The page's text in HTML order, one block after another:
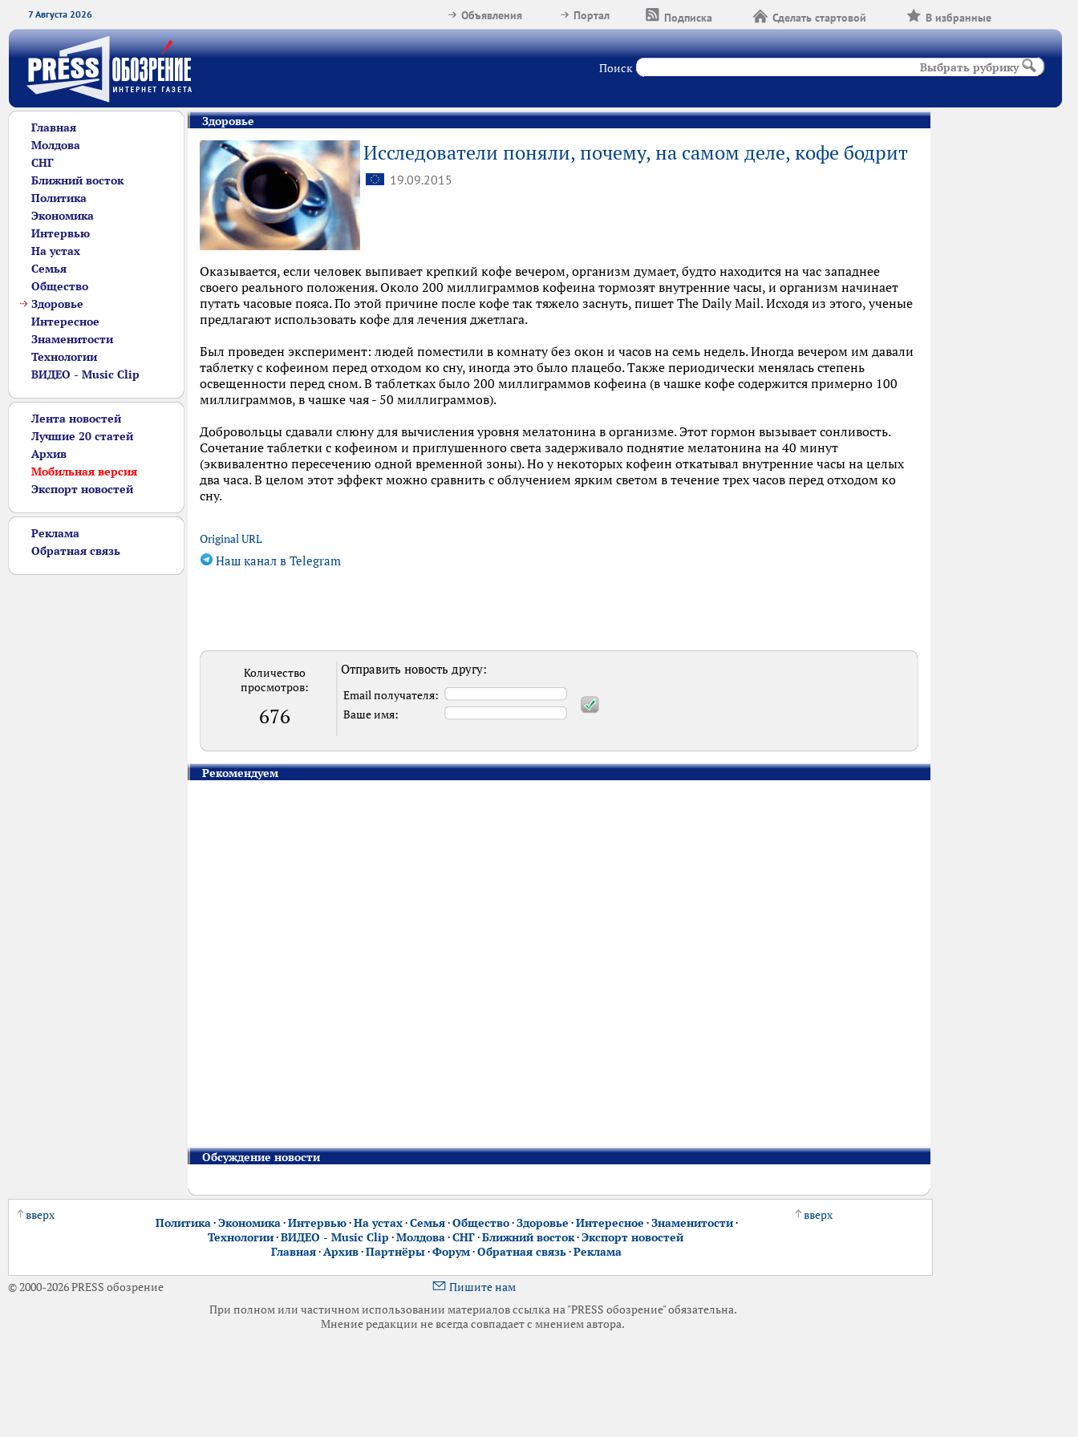
7 Августа 2026 В избранные
Сделать стартовой
Подписка
Портал
Объявления
Поиск Выбрать рубрику
Главная
Молдова
СНГ
Ближний восток
Политика
Экономика
Интервью
На устах
Семья
Общество
Здоровье
Интересное
Знаменитости
Технологии
ВИДЕО - Music Clip
Лента новостей
Лучшие 20 статей
Архив
Мобильная версия
Экспорт новостей
Реклама
Обратная связь
Здоровье
Исследователи поняли, почему, на самом деле, кофе бодрит
19.09.2015
Оказывается, если человек выпивает крепкий кофе вечером, организм думает, будто находится на час западнее
своего реального положения. Около 200 миллиграммов кофеина тормозят внутренние часы, и организм начинает
путать часовые пояса. По этой причине после кофе так тяжело заснуть, пишет The Daily Mail. Исходя из этого, ученые
предлагают использовать кофе для лечения джетлага.
Был проведен эксперимент: людей поместили в комнату без окон и часов на семь недель. Иногда вечером им давали
таблетку с кофеином перед отходом ко сну, иногда это было плацебо. Также периодически менялась степень
освещенности перед сном. В таблетках было 200 миллиграммов кофеина (в чашке кофе содержится примерно 100
миллиграммов, в чашке чая - 50 миллиграммов).
Добровольцы сдавали слюну для вычисления уровня мелатонина в организме. Этот гормон вызывает сонливость.
Сочетание таблетки с кофеином и приглушенного света задерживало поднятие мелатонина на 40 минут
(эквивалентно пересечению одной временной зоны). Но у некоторых кофеин откатывал внутренние часы на целых
два часа. В целом этот эффект можно сравнить с облучением ярким светом в течение трех часов перед отходом ко
сну.
Original URL
Наш канал в Telegram
Количество
просмотров:
676
Отправить новость другу:
Email получателя:
Ваше имя:
Рекомендуем
Обсуждение новости
вверх
Политика·Экономика·Интервью·На устах·Семья·Общество·Здоровье ·Интересное ·Знаменитости·
Технологии·ВИДЕО - Music Clip ·Молдова·СНГ·Ближний восток·Экспорт новостей
Главная·Архив·Партнёры·Форум·Обратная связь·Реклама
вверх
© 2000-2026 PRESS обозрение
Пишите нам
При полном или частичном использовании материалов ссылка на "PRESS обозрение" обязательна.
Мнение редакции не всегда совпадает с мнением автора.